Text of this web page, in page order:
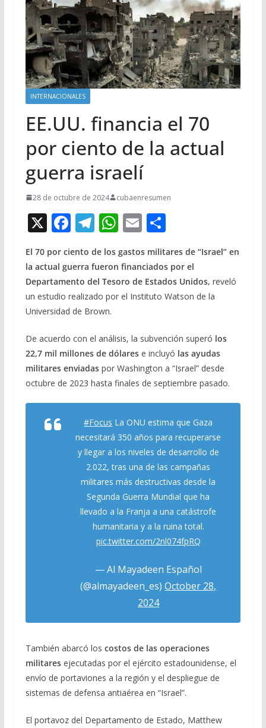
INTERNACIONALES
EE.UU. financia el 70
por ciento de la actual
guerra israelí
28 de octubre de 2024 cubaenresumen
X F
e
b
o
o
k
T
el
e
gr
a
m
W
at
s
A
p
E
m
ai
l
C
m
p
ar
r
El 70 por ciento de los gastos militares de “Israel” en
la actual guerra fueron financiados por el
Departamento del Tesoro de Estados Unidos, reveló
un estudio realizado por el Instituto Watson de la
Universidad de Brown.
De acuerdo con el análisis, la subvención superó los
22,7 mil millones de dólarese incluyó las ayudas
militares enviadas por Washington a “Israel” desde
octubre de 2023 hasta finales de septiembre pasado.
#Focus La ONU estima que Gaza
necesitará 350 años para recuperarse
y llegar a los niveles de desarrollo de
2.022, tras una de las campañas
militares más destructivas desde la
Segunda Guerra Mundial que ha
llevado a la Franja a una catástrofe
humanitaria y a la ruina total.
pic.twitter.com/2nl074fpRQ
— Al Mayadeen Español
(@almayadeen_es)October 28,
2024
También abarcó los costos de las operaciones
militaresejecutadas por el ejército estadounidense, el
envío de portaviones a la región y el despliegue de
sistemas de defensa antiaérea en “Israel”.
El portavoz del Departamento de Estado, Matthew